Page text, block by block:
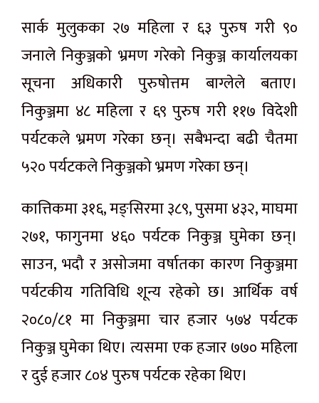
सार्क मुलुकका २७ महिला र ६३ पुरुष गरी ९०
जनाले निकुञ्जको भ्रमण गरेको निकुञ्ज कार्यालयका
सूचना अधिकारी पुरुषोत्तम बाग्लेले बताए।
निकुञ्जमा ४८ महिला र ६९ पुरुष गरी ११७ विदेशी
पर्यटकले भ्रमण गरेका छन्। सबैभन्दा बढी चैतमा
५२० पर्यटकले निकुञ्जको भ्रमण गरेका छन्।
कात्तिकमा ३१६, मङ्सिरमा ३८९, पुसमा ४३२, माघमा
२७१, फागुनमा ४६० पर्यटक निकुञ्ज घुमेका छन्।
साउन, भदौ र असोजमा वर्षातका कारण निकुञ्जमा
पर्यटकीय गतिविधि शून्य रहेको छ। आर्थिक वर्ष
२०८०/८१ मा निकुञ्जमा चार हजार ५७४ पर्यटक
निकुञ्ज घुमेका थिए। त्यसमा एक हजार ७७० महिला
र दुई हजार ८०४ पुरुष पर्यटक रहेका थिए।